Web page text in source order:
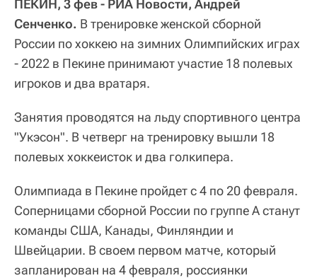
ПЕКИН, 3 фев - РИА Новости, Андрей
Сенченко. В тренировке женской сборной
России по хоккею на зимних Олимпийских играх
- 2022 в Пекине принимают участие 18 полевых
игроков и два вратаря.
Занятия проводятся на льду спортивного центра
"Укэсон". В четверг на тренировку вышли 18
полевых хоккеисток и два голкипера.
Олимпиада в Пекине пройдет с 4 по 20 февраля.
Соперницами сборной России по группе A станут
команды США, Канады, Финляндии и
Швейцарии. В своем первом матче, который
запланирован на 4 февраля, россиянки